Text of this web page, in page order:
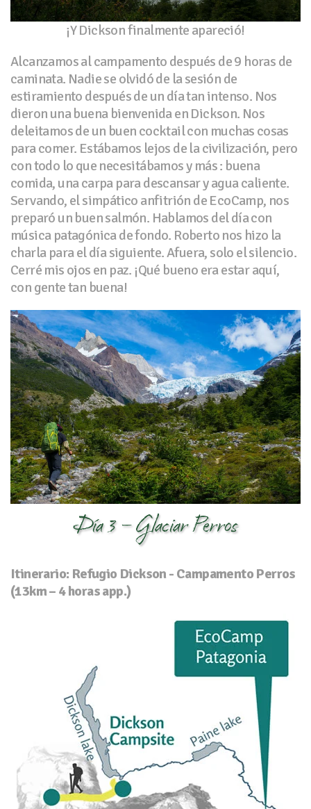
¡Y Dickson finalmente apareció!
Alcanzamos al campamento después de 9 horas de
caminata. Nadie se olvidó de la sesión de
estiramiento después de un día tan intenso. Nos
dieron una buena bienvenida en Dickson. Nos
deleitamos de un buen cocktail con muchas cosas
para comer. Estábamos lejos de la civilización, pero
con todo lo que necesitábamos y más : buena
comida, una carpa para descansar y agua caliente.
Servando, el simpático anfitrión de EcoCamp, nos
preparó un buen salmón. Hablamos del día con
música patagónica de fondo. Roberto nos hizo la
charla para el día siguiente. Afuera, solo el silencio.
Cerré mis ojos en paz. ¡Qué bueno era estar aquí,
con gente tan buena!
Día 3 – Glaciar Perros
Itinerario: Refugio Dickson - Campamento Perros
(13km – 4 horas app.)